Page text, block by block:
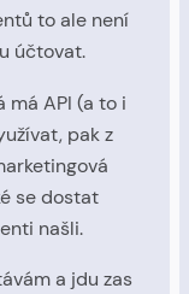
to ale není
účtovat.
API (a to i
pak z
se dostat
našli.
a jdu zas